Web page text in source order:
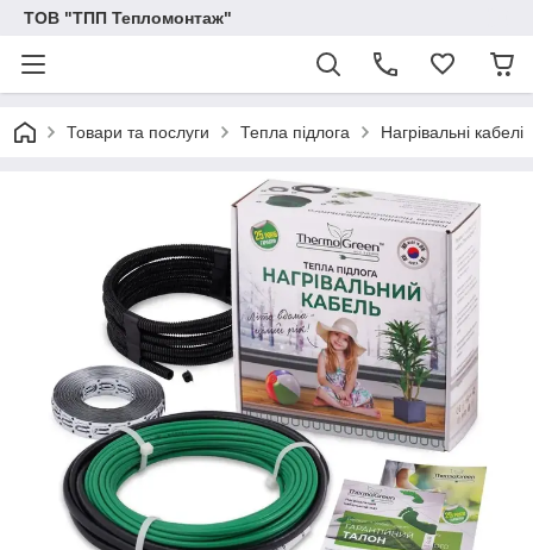
ТОВ "ТПП Тепломонтаж"
Товари та послуги Тепла підлога Нагрівальні кабелі